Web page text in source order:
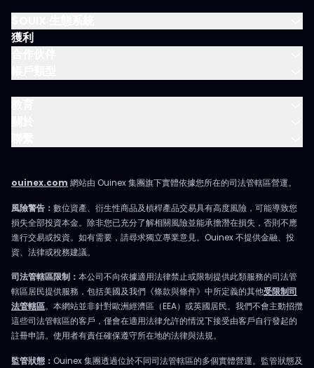
獲利
ouinex.com 網站由 Ouinex 集團旗下實體依據您所在的司法管轄區營運。
風險警告： 數位資產、衍生性商品及槓桿產品交易具有高度風險，可能導致您
損失全部投資本金。除非您已充分了解相關風險並能承擔潛在損失，否則不應
進行交易或投資。如有需要，請尋求獨立專業意見。Ouinex 不提供金融、投
資、法律或稅務建議。
司法管轄區限制： 本公司不向依據適用法律禁止或限制提供此類服務的司法管
轄區居民提供服務，包括美國及我們《條款與條件》中所定義的其他受限制司
法管轄區。本網站並非針對歐洲經濟區（EEA）或英國居民。我們不會主動招攬
這些司法管轄區的客戶，僅會在適用法律允許的情況下接受由客戶自行發起的
註冊申請。使用者有責任確保遵守所在地的法律與法規。
監管狀態： Ouinex 集團透過位於不同司法管轄區的多個實體營運。監管狀態及